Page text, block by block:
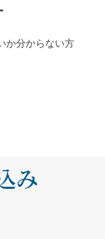
か分からない方
み